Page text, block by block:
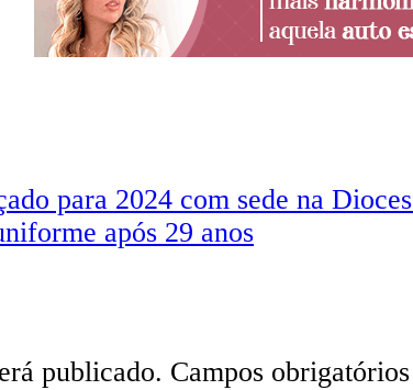
para 2024 com sede na
após 29 anos
publicado. Campos